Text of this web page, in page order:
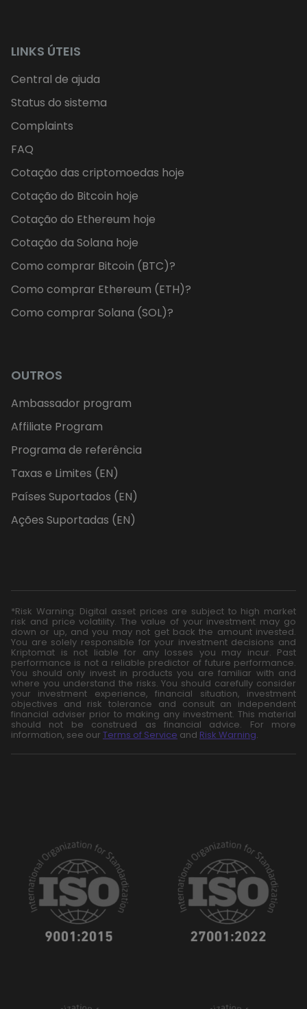
LINKS ÚTEIS
Central de ajuda
Status do sistema
Complaints
FAQ
Cotação das criptomoedas hoje
Cotação do Bitcoin hoje
Cotação do Ethereum hoje
Cotação da Solana hoje
Como comprar Bitcoin (BTC)?
Como comprar Ethereum (ETH)?
Como comprar Solana (SOL)?
OUTROS
Ambassador program
Affiliate Program
Programa de referência
Taxas e Limites (EN)
Países Suportados (EN)
Ações Suportadas (EN)
*Risk Warning: Digital asset prices are subject to high market
risk and price volatility. The value of your investment may go
down or up, and you may not get back the amount invested.
You are solely responsible for your investment decisions and
Kriptomat is not liable for any losses you may incur. Past
performance is not a reliable predictor of future performance.
You should only invest in products you are familiar with and
where you understand the risks. You should carefully consider
your investment experience, financial situation, investment
objectives and risk tolerance and consult an independent
financial adviser prior to making any investment. This material
should not be construed as financial advice. For more
information, see our Terms of Service and Risk Warning.